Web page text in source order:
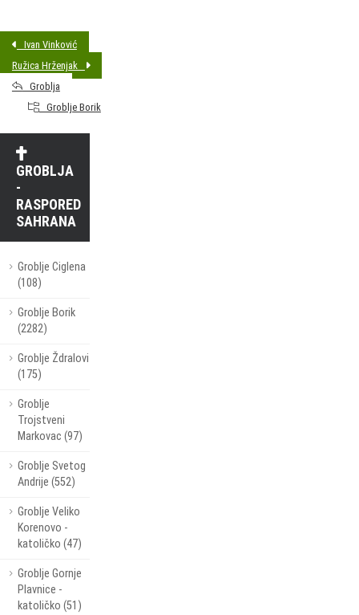
Ivan Vinković
Ružica Hrženjak
Groblja
Groblje Borik
GROBLJA
-
RASPORED
SAHRANA
Groblje Ciglena
(108)
Groblje Borik
(2282)
Groblje Ždralovi
(175)
Groblje
Trojstveni
Markovac (97)
Groblje Svetog
Andrije (552)
Groblje Veliko
Korenovo -
katoličko (47)
Groblje Gornje
Plavnice -
katoličko (51)